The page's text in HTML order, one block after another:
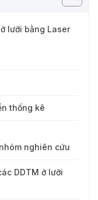
lưỡi bằng Laser
thống kê
nghiên cứu
DDTM ở lưỡi